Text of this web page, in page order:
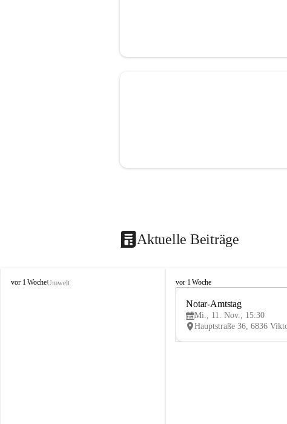
Aktuelle Beiträge
V
vor 1 WocheUmwelt
V
vor 1 Woche
Notar-Amtstag
Mi., 11. Nov., 15:30